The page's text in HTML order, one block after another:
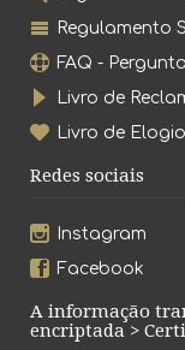
Regulamento
FAQ -
Livro de
Livro de
Redes sociais
Instagram
Facebook
A informação
encriptada >